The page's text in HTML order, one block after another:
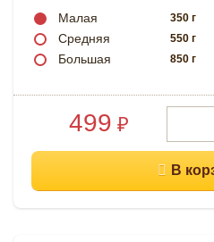
Малая
350 г
Средняя 550 г
Большая 850 г
499 ₽